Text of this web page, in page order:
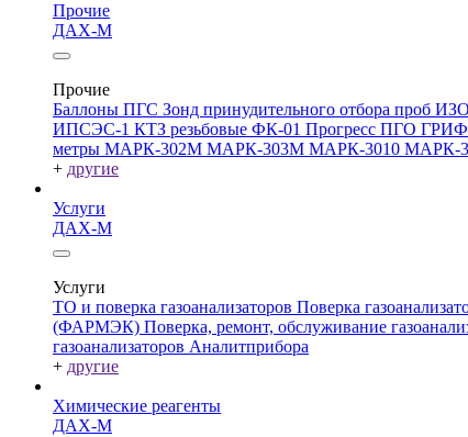
Прочие
ДАХ-М
Прочие
Баллоны ПГС Зонд принудительного отбора проб
ИПСЭС-1 КТЗ резьбовые ФК-01 Прогресс ПГО
метры МАРК-302М МАРК-303М МАРК-3010 МАРК-
+ другие
Услуги
ДАХ-М
Услуги
ТО и поверка газоанализаторов Поверка
(ФАРМЭК) Поверка, ремонт, обслуживание
газоанализаторов Аналитприбора
+ другие
Химические реагенты
ДАХ-М